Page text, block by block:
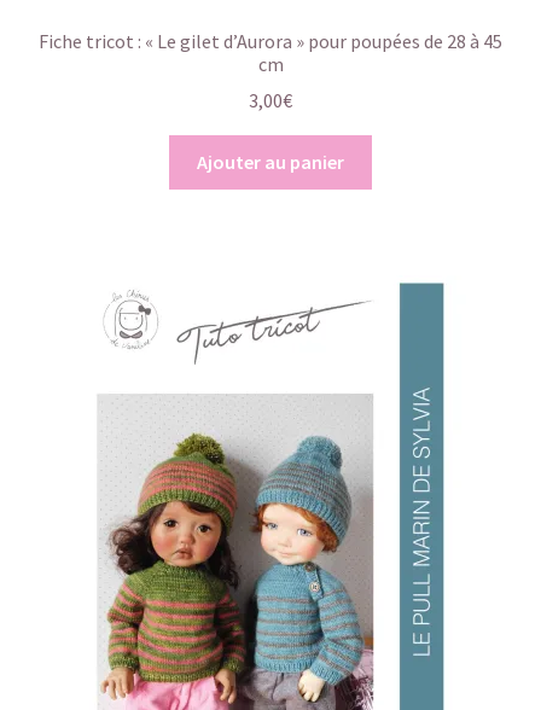
Fiche tricot : « Le gilet d’Aurora » pour poupées de 28 à 45
cm
3,00€
Ajouter au panier